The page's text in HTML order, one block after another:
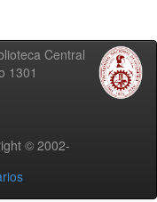
Central
1301
© 2002-